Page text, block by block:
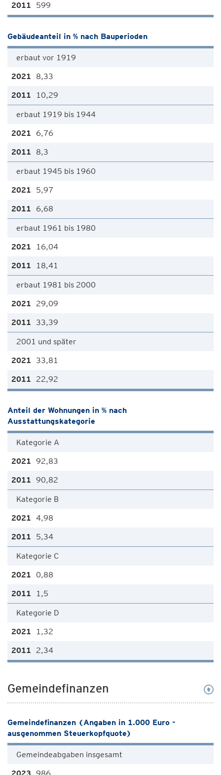
599
Gebäudeanteil in % nach Bauperioden
erbaut vor 1919
8,33
10,29
erbaut 1919 bis 1944
6,76
8,3
erbaut 1945 bis 1960
5,97
6,68
erbaut 1961 bis 1980
16,04
18,41
erbaut 1981 bis 2000
29,09
33,39
2001 und später
33,81
22,92
Anteil der Wohnungen in % nach
Ausstattungskategorie
Kategorie A
92,83
90,82
Kategorie B
4,98
5,34
Kategorie C
0,88
1,5
Kategorie D
1,32
2,34
Gemeindefinanzen
Gemeindefinanzen (Angaben in 1.000 Euro -
ausgenommen Steuerkopfquote)
Gemeindeabgaben insgesamt